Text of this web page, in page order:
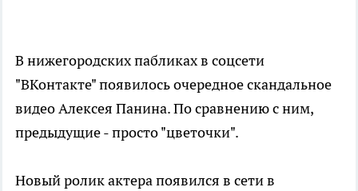
В нижегородских пабликах в соцсети
"ВКонтакте" появилось очередное скандальное
видео Алексея Панина. По сравнению с ним,
предыдущие - просто "цветочки".
Новый ролик актера появился в сети в